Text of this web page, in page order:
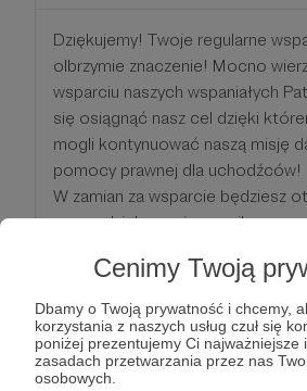
Cenimy Twoją
Dbamy o Twoją prywatność i chcemy,
korzystania z naszych usług czuł się
poniżej prezentujemy Ci najważniejsze
zasadach przetwarzania przez nas
osobowych.
Dziękujemy! Twoje regularne
olbrzymie znaczenie! Mocno
wsparciu naszych wspaniałych
się osiągnąć nasz cel dzięki
mogli kontynuować naszą misję
pomocy prawnej dla uchodźców!
W zamian za wsparcie będziesz
nas podziękowania e-mail oraz
zrezygnować z podziękowań,
napisać w tej sprawie lub wybrać
anonimową.
Ponadto: